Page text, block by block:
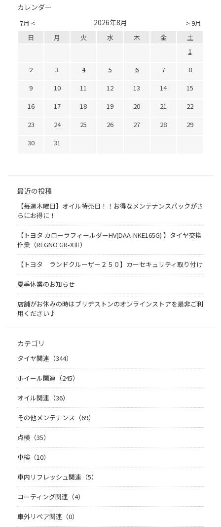
カレンダー
7月 < > 9月
2026年8月
日 月 火 水 木 金
土
1
2
3 4 5 6 7
8
9
10 11 12 13 14
15
16
17 18 19 20 21
22
23
24 25 26 27 28
29
30
31
最近の投稿
【毎週木曜日】オイル特売日！！お得なメンテナンスパックがさ
らにお得に！
【トヨタ カローラフィールダーHV(DAA-NKE165G) 】タイヤ交換
作業（REGNO GR-XⅢ）
【トヨタ ランドクルーザー２５０】カーセキュリティ取り付け
夏季休業のお知らせ
店舗がお休みの時はブリヂストンのオンラインストアを是非ご利
用ください♪
カテゴリ
タイヤ関連（344）
ホイール関連（245）
オイル関連（36）
その他メンテナンス（69）
点検（35）
車検（10）
車内リフレッシュ関連（5）
コーティング関連（4）
車外リペア関連（0）